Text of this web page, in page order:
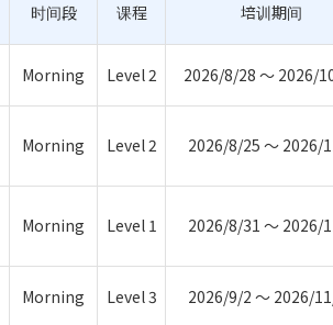
时间段 课程 培训期间
Morning Level 2 2026/8/28 ～ 2026/
Morning Level 2 2026/8/25 ～ 2026/
Morning Level 1 2026/8/31 ～ 2026/
Morning Level 3 2026/9/2 ～ 2026/